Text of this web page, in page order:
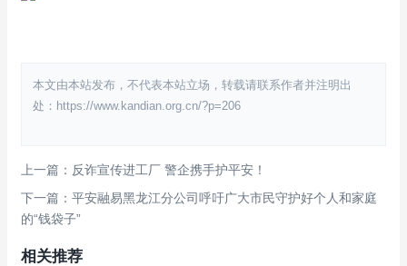
本文由本站发布，不代表本站立场，转载请联系作者并注明出
处：https://www.kandian.org.cn/?p=206
上一篇：反诈宣传进工厂 警企携手护平安！
下一篇：平安融易黑龙江分公司呼吁广大市民守护好个人和家庭
的“钱袋子”​
相关推荐